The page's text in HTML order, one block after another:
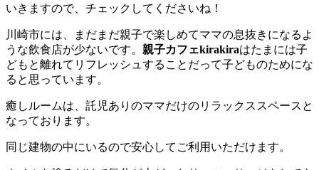
いきますので、チェックしてくださいね！
川崎市には、まだまだ親子で楽しめてママの息抜きになるよ
うな飲食店が少ないです。 親子カフェkirakiraはたまには子
どもと離れてリフレッシュすることだって子どものためにな
ると思っています。
癒しルームは、託児ありのママだけのリラックススペースと
なっております。
同じ建物の中にいるので安心してご利用いただけます。